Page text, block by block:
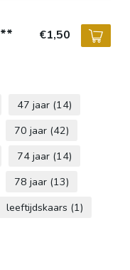
€1,50
47 jaar (14)
70 jaar (42)
74 jaar (14)
78 jaar (13)
leeftijdskaars (1)